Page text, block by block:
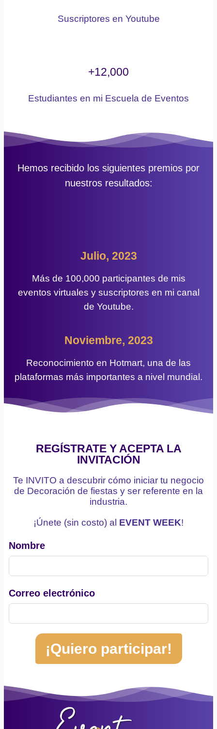
Suscriptores en Youtube
+12,000
Estudiantes en mi Escuela de Eventos
Hemos recibido los siguientes premios por
nuestros resultados:
Julio, 2023
Más de 100,000 participantes de mis
eventos virtuales y suscriptores en mi canal
de Youtube.
Noviembre, 2023
Reconocimiento en Hotmart, una de las
plataformas más importantes a nivel mundial.
REGÍSTRATE Y ACEPTA LA
INVITACIÓN
Te INVITO a descubrir cómo iniciar tu negocio
de Decoración de fiestas y ser referente en la
industria.
¡Únete (sin costo) al EVENT WEEK!
Nombre
Correo electrónico
¡Quiero participar!